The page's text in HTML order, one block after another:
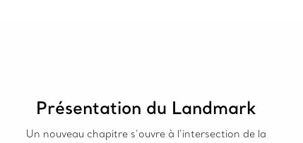
Présentation du Landmark
Un nouveau chapitre s’ouvre à l’intersection de la